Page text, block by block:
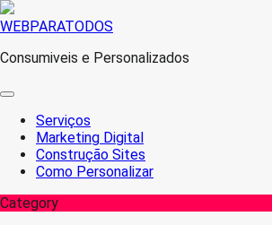
Skip
content
WEBPARATODOS
Consumiveis e Personalizados
Serviços
Marketing Digital
Construção Sites
Como Personalizar
Category